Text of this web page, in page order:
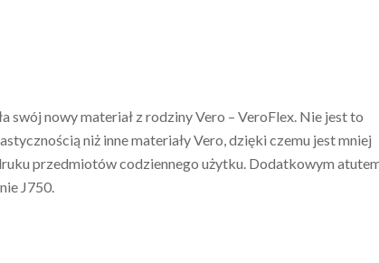
swój nowy materiał z rodziny Vero – VeroFlex. Nie jest to
niż inne materiały Vero, dzięki czemu jest mniej
przedmiotów codziennego użytku. Dodatkowym
J750.